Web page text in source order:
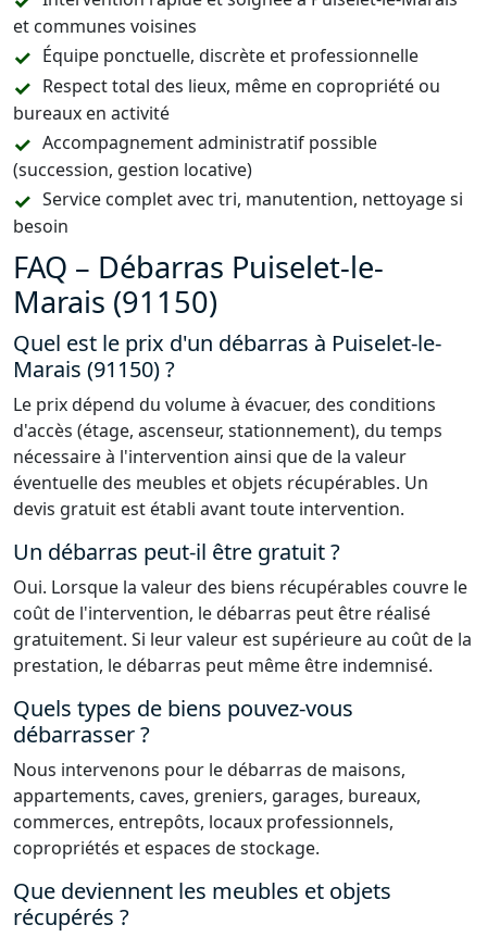
et communes voisines
Équipe ponctuelle, discrète et professionnelle
Respect total des lieux, même en copropriété ou
bureaux en activité
Accompagnement administratif possible
(succession, gestion locative)
Service complet avec tri, manutention, nettoyage si
besoin
FAQ – Débarras Puiselet-le-
Marais (91150)
Quel est le prix d'un débarras à Puiselet-le-
Marais (91150) ?
Le prix dépend du volume à évacuer, des conditions
d'accès (étage, ascenseur, stationnement), du temps
nécessaire à l'intervention ainsi que de la valeur
éventuelle des meubles et objets récupérables. Un
devis gratuit est établi avant toute intervention.
Un débarras peut-il être gratuit ?
Oui. Lorsque la valeur des biens récupérables couvre le
coût de l'intervention, le débarras peut être réalisé
gratuitement. Si leur valeur est supérieure au coût de la
prestation, le débarras peut même être indemnisé.
Quels types de biens pouvez-vous
débarrasser ?
Nous intervenons pour le débarras de maisons,
appartements, caves, greniers, garages, bureaux,
commerces, entrepôts, locaux professionnels,
copropriétés et espaces de stockage.
Que deviennent les meubles et objets
récupérés ?